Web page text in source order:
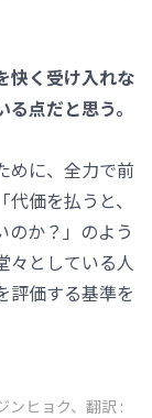
快く受け入れな
点だと思う。
めに、全力で前
価を払うと、
のか？」のよう
々としている人
評価する基準を
ンヒョク、翻訳 :